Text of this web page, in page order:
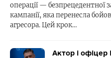
операції — безпрецедентної
кампанії, яка перенесла
агресора. Цей крок…
Актор і